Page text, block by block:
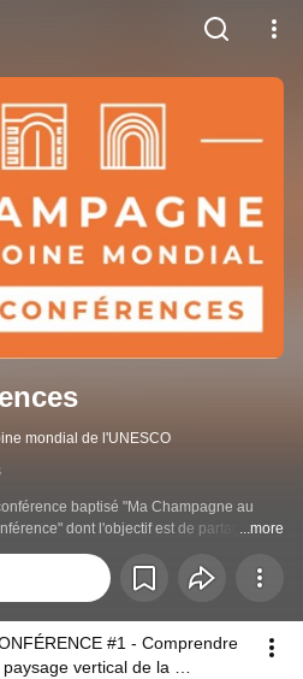
mondial de l'UNESCO
baptisé "Ma Champagne au
dont l'objectif est de partager le
sur les richesses et la diversité
de l'UNESCO.
...more
#1 - Comprendre
paysage vertical de la